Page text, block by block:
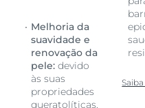
Melhoria da
suavidade e
renovação da
pele:devido
às suas
propriedades
queratolíticas,